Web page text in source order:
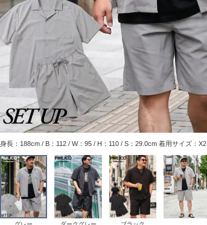
身長：188cm / B：112 / W：95 / H：110 / S：29.0cm 着用サイズ：X2